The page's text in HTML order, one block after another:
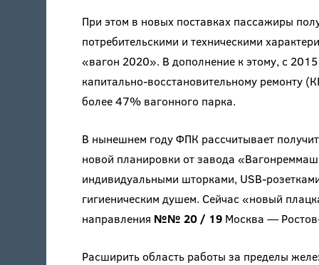
При этом в новых поставках пассажиры
потребительскими и техническими
«вагон 2020». В дополнение к этому, с
капитально-восстановительному ремонту
более 47% вагонного парка.
В нынешнем году ФПК рассчитывает
новой планировки от завода
индивидуальными шторками, USB-
гигиеническим душем. Сейчас «новый
направления №№ 20 / 19Москва —
Расширить область работы за пределы